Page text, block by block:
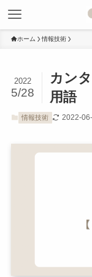
ホーム 情報技術
カン
用語
2022
5/28
情報技術 2022-